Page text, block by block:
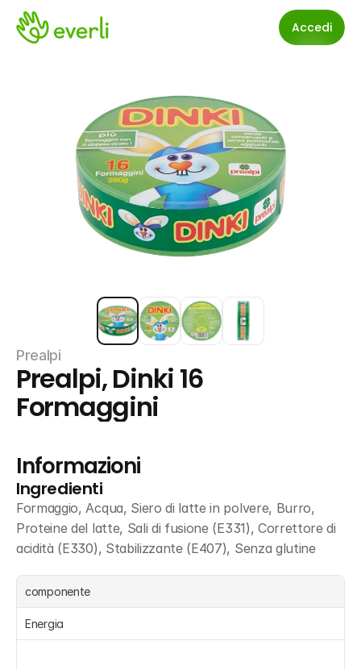
Accedi
Prealpi
Prealpi, Dinki 16
Formaggini
Informazioni
Ingredienti
Formaggio, Acqua, Siero di latte in polvere, Burro,
Proteine del latte, Sali di fusione (E331), Correttore di
acidità (E330), Stabilizzante (E407), Senza glutine
componente
Energia